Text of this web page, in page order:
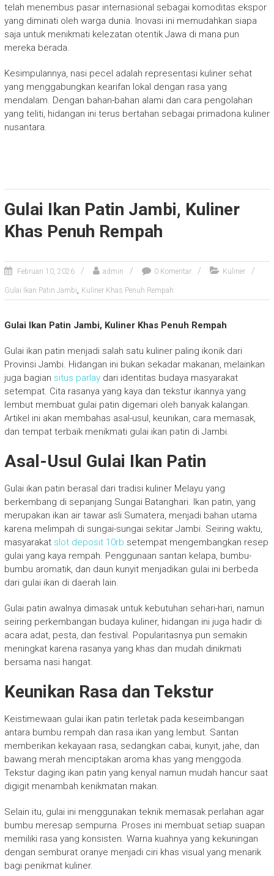
telah menembus pasar internasional sebagai komoditas ekspor
yang diminati oleh warga dunia. Inovasi ini memudahkan siapa
saja untuk menikmati kelezatan otentik Jawa di mana pun
mereka berada.
Kesimpulannya, nasi pecel adalah representasi kuliner sehat
yang menggabungkan kearifan lokal dengan rasa yang
mendalam. Dengan bahan-bahan alami dan cara pengolahan
yang teliti, hidangan ini terus bertahan sebagai primadona kuliner
nusantara.
Gulai Ikan Patin Jambi, Kuliner
Khas Penuh Rempah
Februari 10, 2026 admin 0 Komentar Kuliner
Gulai Ikan Patin Jambi, Kuliner Khas Penuh Rempah
Gulai Ikan Patin Jambi, Kuliner Khas Penuh Rempah
Gulai ikan patin menjadi salah satu kuliner paling ikonik dari
Provinsi Jambi. Hidangan ini bukan sekadar makanan, melainkan
juga bagian situs parlaydari identitas budaya masyarakat
setempat. Cita rasanya yang kaya dan tekstur ikannya yang
lembut membuat gulai patin digemari oleh banyak kalangan.
Artikel ini akan membahas asal-usul, keunikan, cara memasak,
dan tempat terbaik menikmati gulai ikan patin di Jambi.
Asal-Usul Gulai Ikan Patin
Gulai ikan patin berasal dari tradisi kuliner Melayu yang
berkembang di sepanjang Sungai Batanghari. Ikan patin, yang
merupakan ikan air tawar asli Sumatera, menjadi bahan utama
karena melimpah di sungai-sungai sekitar Jambi. Seiring waktu,
masyarakat slot deposit 10rb setempat mengembangkan resep
gulai yang kaya rempah. Penggunaan santan kelapa, bumbu-
bumbu aromatik, dan daun kunyit menjadikan gulai ini berbeda
dari gulai ikan di daerah lain.
Gulai patin awalnya dimasak untuk kebutuhan sehari-hari, namun
seiring perkembangan budaya kuliner, hidangan ini juga hadir di
acara adat, pesta, dan festival. Popularitasnya pun semakin
meningkat karena rasanya yang khas dan mudah dinikmati
bersama nasi hangat.
Keunikan Rasa dan Tekstur
Keistimewaan gulai ikan patin terletak pada keseimbangan
antara bumbu rempah dan rasa ikan yang lembut. Santan
memberikan kekayaan rasa, sedangkan cabai, kunyit, jahe, dan
bawang merah menciptakan aroma khas yang menggoda.
Tekstur daging ikan patin yang kenyal namun mudah hancur saat
digigit menambah kenikmatan makan.
Selain itu, gulai ini menggunakan teknik memasak perlahan agar
bumbu meresap sempurna. Proses ini membuat setiap suapan
memiliki rasa yang konsisten. Warna kuahnya yang kekuningan
dengan semburat oranye menjadi ciri khas visual yang menarik
bagi penikmat kuliner.